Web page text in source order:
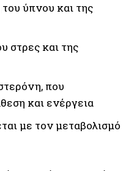
ύπνου και της
στρες και της
που
και ενέργεια
με τον μεταβολισμό